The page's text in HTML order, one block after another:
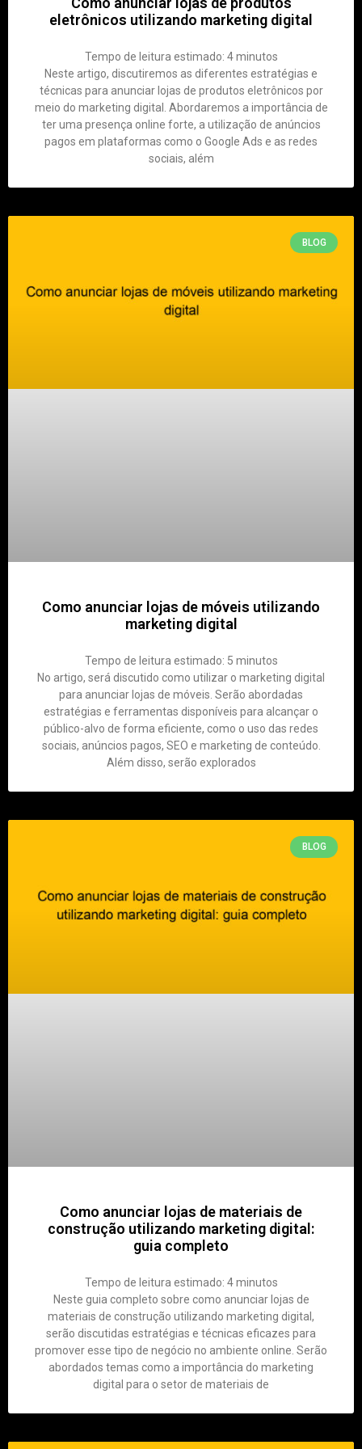
eletrônicos utilizando marketing digital
Tempo de leitura estimado: 4 minutos
Neste artigo, discutiremos as diferentes estratégias e
técnicas para anunciar lojas de produtos eletrônicos por
meio do marketing digital. Abordaremos a importância de
ter uma presença online forte, a utilização de anúncios
pagos em plataformas como o Google Ads e as redes
sociais, além
BLOG
Como anunciar lojas de móveis utilizando
marketing digital
Tempo de leitura estimado: 5 minutos
No artigo, será discutido como utilizar o marketing digital
para anunciar lojas de móveis. Serão abordadas
estratégias e ferramentas disponíveis para alcançar o
público-alvo de forma eficiente, como o uso das redes
sociais, anúncios pagos, SEO e marketing de conteúdo.
Além disso, serão explorados
BLOG
Como anunciar lojas de materiais de
construção utilizando marketing digital:
guia completo
Tempo de leitura estimado: 4 minutos
Neste guia completo sobre como anunciar lojas de
materiais de construção utilizando marketing digital,
serão discutidas estratégias e técnicas eficazes para
promover esse tipo de negócio no ambiente online. Serão
abordados temas como a importância do marketing
digital para o setor de materiais de